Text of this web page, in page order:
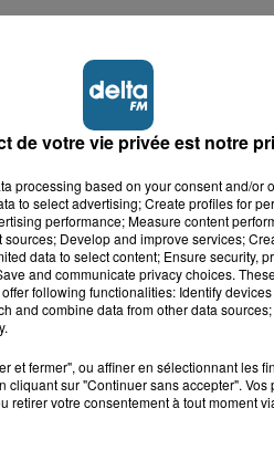
de votre vie privée est notre
processing based on your consent and/or
to select advertising; Create profiles for
performance; Measure content
Develop and improve services;
data to select content; Ensure security,
and communicate privacy choices.
following functionalities: Identify
and combine data from other data
et fermer", ou affiner en sélectionnant les
cliquant sur "Continuer sans accepter".
retirer votre consentement à tout moment